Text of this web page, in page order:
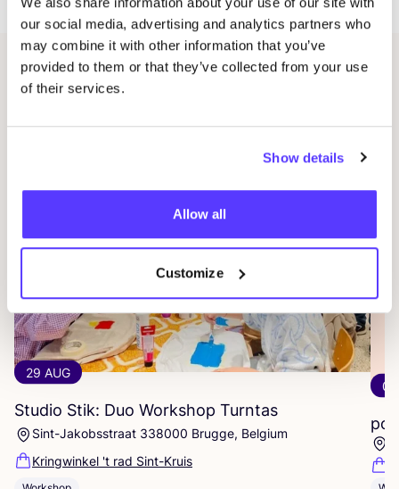
our social media, advertising and analytics partners who
may combine it with other information that you’ve
provided to them or that they’ve collected from your use
of their services.
Show details
Allow all
Customize
Gerelateerde evenementen
29 AUG
Studio Stik: Duo Workshop Turntas
Sint-Jakobsstraat 338000 Brugge, Belgium
Kringwinkel 't rad Sint-Kruis
04